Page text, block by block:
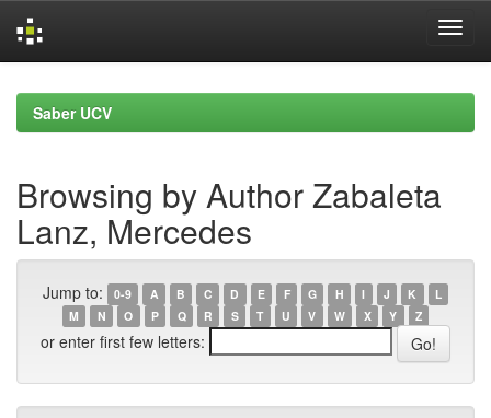
navigationSaber UCV
Browsing by Author Zabaleta
Lanz, Mercedes
Jump to: 0-9 A B C D E F G H I J K
L
M
N O P Q R S T U V W X Y Z
or enter first few letters: